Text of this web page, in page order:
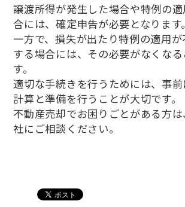
譲渡所得が発生した場合や特例の
合には、確定申告が必要となります。
一方で、損失が出たり特例の適用が
する場合には、その必要がなくな
す。
適切な手続きを行うためには、事
計算と準備を行うことが大切です。
不動産売却でお困りごとがある方
社にご相談ください。